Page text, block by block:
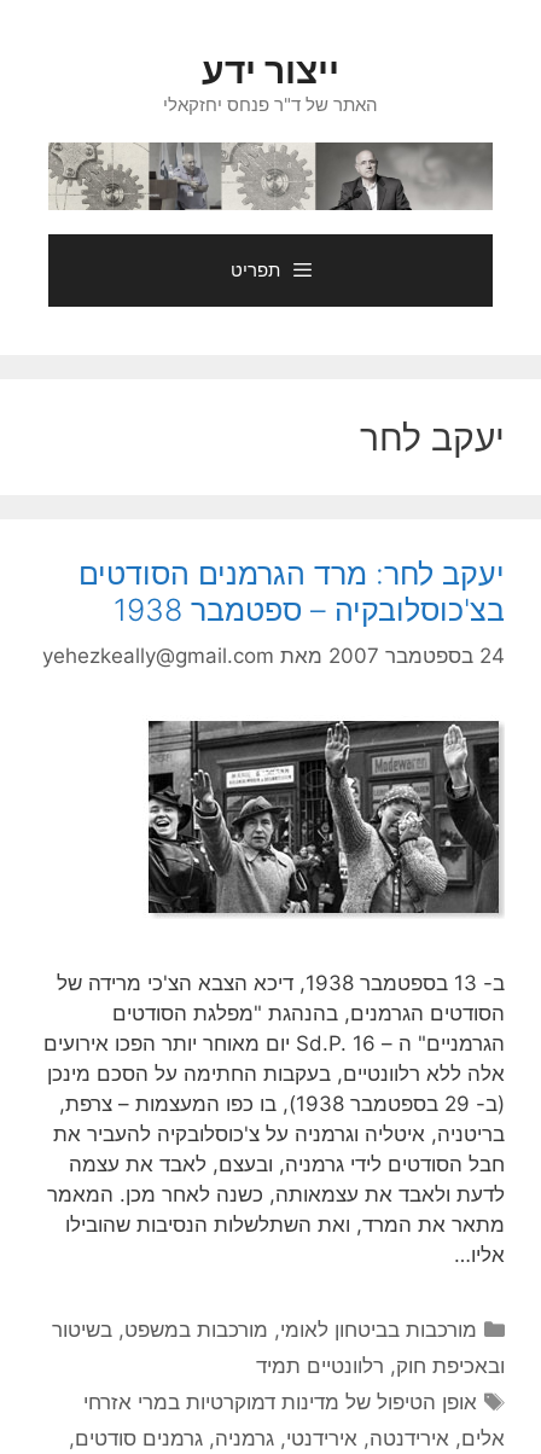
ייצור ידע
האתר של ד"ר פנחס יחזקאלי
תפריט
יעקב לחר
יעקב לחר: מרד הגרמנים הסודטים
בצ'כוסלובקיה – ספטמבר 1938
24 בספטמבר 2007 מאת yehezkeally@gmail.com
ב- 13 בספטמבר 1938, דיכא הצבא הצ'כי מרידה של
הסודטים הגרמנים, בהנהגת "מפלגת הסודטים
הגרמניים" ה – Sd.P. 16 יום מאוחר יותר הפכו אירועים
אלה ללא רלוונטיים, בעקבות החתימה על הסכם מינכן
(ב- 29 בספטמבר 1938), בו כפו המעצמות – צרפת,
בריטניה, איטליה וגרמניה על צ'כוסלובקיה להעביר את
חבל הסודטים לידי גרמניה, ובעצם, לאבד את עצמה
לדעת ולאבד את עצמאותה, כשנה לאחר מכן. המאמר
מתאר את המרד, ואת השתלשלות הנסיבות שהובילו
אליו…
קטגוריות
מורכבות בביטחון לאומי, מורכבות במשפט, בשיטור
ובאכיפת חוק, רלוונטיים תמיד
תגיות
אופן הטיפול של מדינות דמוקרטיות במרי אזרחי
אלים, אירידנטה, אירידנטי, גרמניה, גרמנים סודטים,